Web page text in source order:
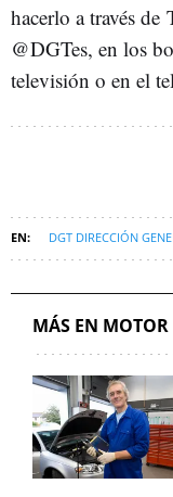
hacerlo a través
@DGTes, en los
televisión o en el
DGT DIRECCIÓN
MÁS EN MOTOR